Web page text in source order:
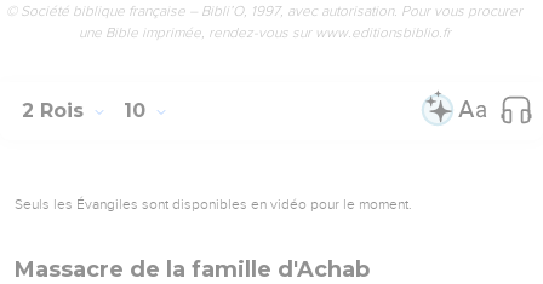
© Société biblique française – Bibli’O, 1997, avec autorisation. Pour vous procurer
une Bible imprimée, rendez-vous sur www.editionsbiblio.fr
2 Rois 10
Seuls les Évangiles sont disponibles en vidéo pour le moment.
Massacre de la famille d'Achab